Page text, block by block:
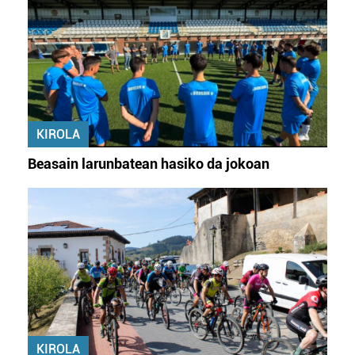
KIROLA
Beasain larunbatean hasiko da jokoan
KIROLA